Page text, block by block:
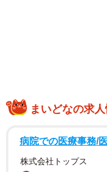
まいどなの求
病院での医療事務/
株式会社トップス